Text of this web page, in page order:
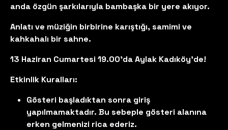
anda özgün şarkılarıyla bambaşka bir yere akıyor.
Anlatı ve müziğin birbirine karıştığı, samimi ve
kahkahalı bir sahne.
13 Haziran Cumartesi 19.00'da Aylak Kadıköy'de!
Etkinlik Kuralları:
Gösteri başladıktan sonra giriş
yapılmamaktadır. Bu sebeple gösteri alanına
erken gelmenizi rica ederiz.